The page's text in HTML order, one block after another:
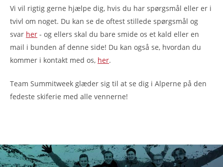
Vi vil rigtig gerne hjælpe dig, hvis du har spørgsmål eller er i
tvivl om noget. Du kan se de oftest stillede spørgsmål og
svar her - og ellers skal du bare smide os et kald eller en
mail i bunden af denne side! Du kan også se, hvordan du
kommer i kontakt med os, her.
Team Summitweek glæder sig til at se dig i Alperne på den
fedeste skiferie med alle vennerne!